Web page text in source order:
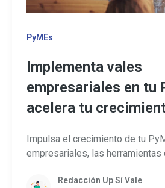
PyMEs
Implementa vales
empresariales en tu
acelera tu
Impulsa el crecimiento de tu
empresariales, las herramientas
Redacción Up Sí Vale